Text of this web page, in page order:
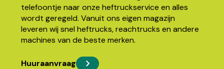
telefoontje naar onze heftruckservice en alles
wordt geregeld. Vanuit ons eigen magazijn
leveren wij snel heftrucks, reachtrucks en andere
machines van de beste merken.
Huuraanvraag